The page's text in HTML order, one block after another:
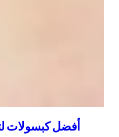
أفضل كبسولات